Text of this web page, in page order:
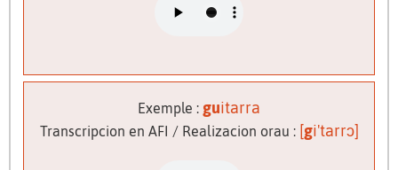
Exemple : guitarra
Transcripcion en AFI / Realizacion orau : [gi'tarrɔ]